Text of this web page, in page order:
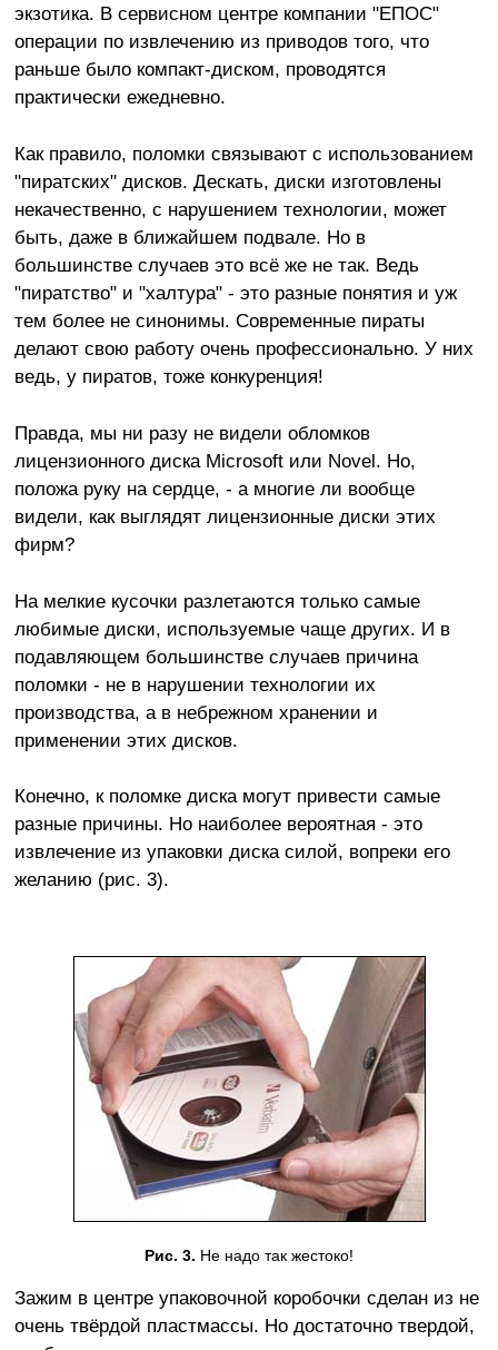
экзотика. В сервисном центре компании "ЕПОС"
операции по извлечению из приводов того, что
раньше было компакт-диском, проводятся
практически ежедневно.
Как правило, поломки связывают с использованием
"пиратских" дисков. Дескать, диски изготовлены
некачественно, с нарушением технологии, может
быть, даже в ближайшем подвале. Но в
большинстве случаев это всё же не так. Ведь
"пиратство" и "халтура" - это разные понятия и уж
тем более не синонимы. Современные пираты
делают свою работу очень профессионально. У них
ведь, у пиратов, тоже конкуренция!
Правда, мы ни разу не видели обломков
лицензионного диска Microsoft или Novel. Но,
положа руку на сердце, - а многие ли вообще
видели, как выглядят лицензионные диски этих
фирм?
На мелкие кусочки разлетаются только самые
любимые диски, используемые чаще других. И в
подавляющем большинстве случаев причина
поломки - не в нарушении технологии их
производства, а в небрежном хранении и
применении этих дисков.
Конечно, к поломке диска могут привести самые
разные причины. Но наиболее вероятная - это
извлечение из упаковки диска силой, вопреки его
желанию (рис. 3).
Рис. 3. Не надо так жестоко!
Зажим в центре упаковочной коробочки сделан из не
очень твёрдой пластмассы. Но достаточно твердой,